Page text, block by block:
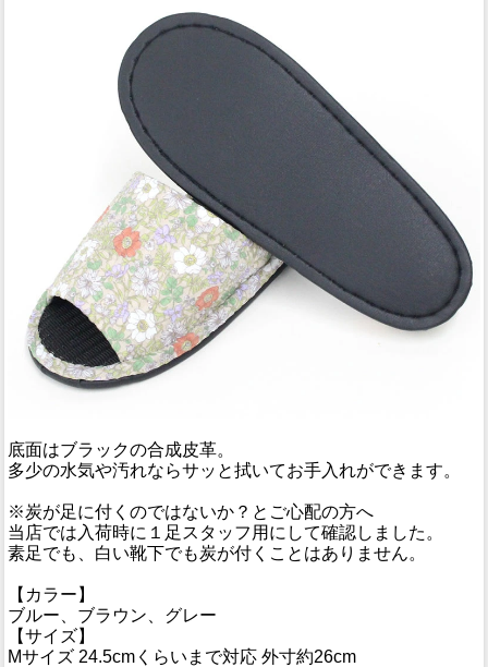
底面はブラックの合成皮革。
多少の水気や汚れならサッと拭いてお手入れができます。
※炭が足に付くのではないか？とご心配の方へ
当店では入荷時に１足スタッフ用にして確認しました。
素足でも、白い靴下でも炭が付くことはありません。
【カラー】
ブルー、ブラウン、グレー
【サイズ】
Mサイズ 24.5cmくらいまで対応 外寸約26cm